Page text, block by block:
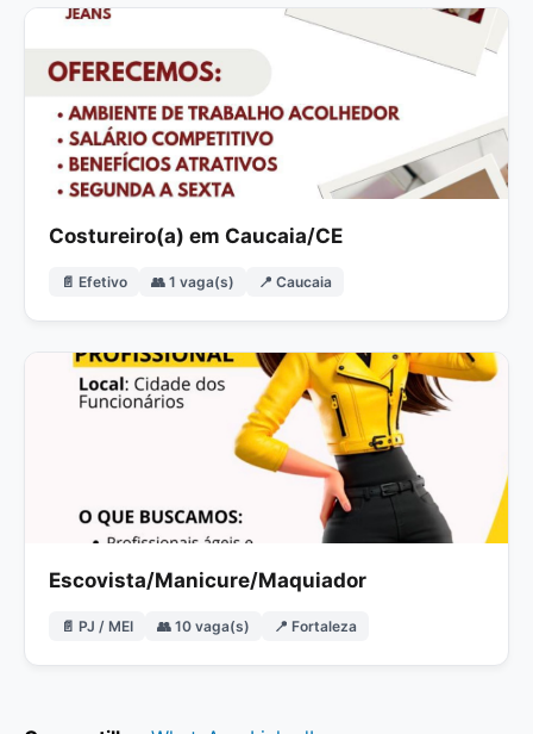
Costureiro(a) em Caucaia/CE
📄 Efetivo 👥 1 vaga(s) 📍 Caucaia
Escovista/Manicure/Maquiador
📄 PJ / MEI 👥 10 vaga(s) 📍 Fortaleza